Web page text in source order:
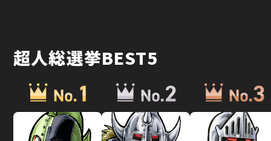
超人総選挙BEST5